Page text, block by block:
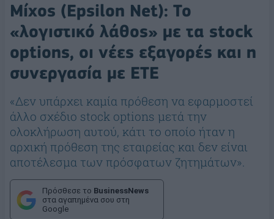
Μίχος (Epsilon Net): Το
«λογιστικό λάθος» με τα stock
options, οι νέες εξαγορές και η
συνεργασία με ΕΤΕ
«Δεν υπάρχει καμία πρόθεση να εφαρμοστεί
άλλο σχέδιο stock options μετά την
ολοκλήρωση αυτού, κάτι το οποίο ήταν η
αρχική πρόθεση της εταιρείας και δεν είναι
αποτέλεσμα των πρόσφατων ζητημάτων».
Πρόσθεσε το BusinessNews
στα αγαπημένα σου στη
Google